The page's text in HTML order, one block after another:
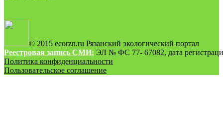
© 2015 ecorzn.ru Рязанский экологический портал
Реестровая запись СМИ: ЭЛ № ФС 77- 67082, дата
Политика конфиденциальности
Пользовательское соглашение